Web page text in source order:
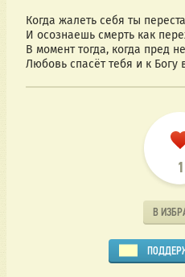
Когда жалеть себя ты
И осознаешь смерть как
В момент тогда, когда пред
Любовь спасёт тебя и к Богу
1
В